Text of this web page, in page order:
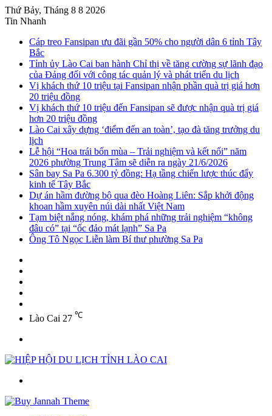
Thứ Bảy, Tháng 8 8 2026
Tin Nhanh
Cáp treo Fansipan ưu đãi gần 50% cho người dân 6 tỉnh Tây
Bắc
Tỉnh ủy Lào Cai ban hành Chỉ thị về tăng cường sự lãnh đạo
của Đảng đối với công tác quản lý và phát triển du lịch
Vị khách thứ 10 triệu tại Fansipan nhận phần quà trị giá hơn
20 triệu đồng
Vị khách thứ 10 triệu đến Fansipan sẽ được nhận quà trị giá
hơn 20 triệu đồng
Lào Cai xây dựng ‘điểm đến an toàn’, tạo đà tăng trưởng du
lịch
Lễ hội “Hoa trái bốn mùa – Trải nghiệm và kết nối” năm
2026 phường Trung Tâm sẽ diễn ra ngày 21/6/2026
Sân bay Sa Pa 6.300 tỷ đồng: Hạ tầng chiến lược thúc đẩy
kinh tế Tây Bắc
Dự án hầm đường bộ qua đèo Hoàng Liên: Sắp khởi động
khoan hầm xuyên núi dài nhất Việt Nam
Tạm biệt nắng nóng, khám phá những trải nghiệm “không
đâu có” tại “ốc đảo mát lạnh” Sa Pa
Ông Tô Ngọc Liễn làm Bí thư phường Sa Pa
Lào Cai 27 ℃